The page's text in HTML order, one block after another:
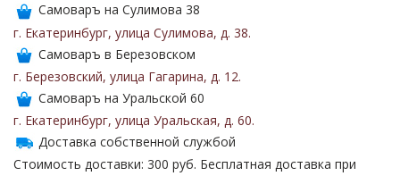
Самоваръ на Сулимова 38
г. Екатеринбург, улица Сулимова, д. 38.
Самоваръ в Березовском
г. Березовский, улица Гагарина, д. 12.
Самоваръ на Уральской 60
г. Екатеринбург, улица Уральская, д. 60.
Доставка собственной службой
Стоимость доставки: 300 руб. Бесплатная доставка при